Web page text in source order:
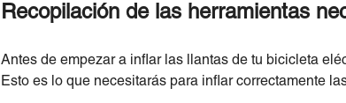
Recopilación de las herramientas
Antes de empezar a inflar las llantas de tu bicicleta
Esto es lo que necesitarás para inflar correctamente